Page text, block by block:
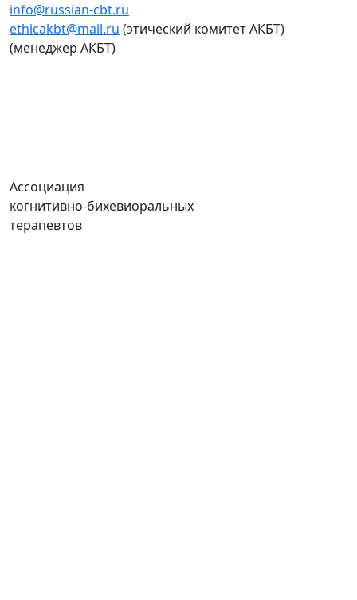
info@russian-cbt.ru
ethicakbt@mail.ru (этический комитет АКБТ)
(менеджер АКБТ)
Ассоциация
когнитивно-бихевиоральных
терапевтов